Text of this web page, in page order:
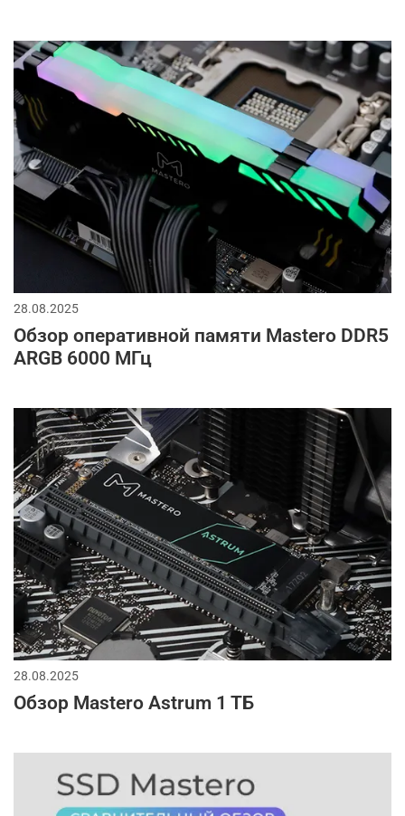
28.08.2025
Обзор оперативной памяти Mastero DDR5
ARGB 6000 МГц
28.08.2025
Обзор Mastero Astrum 1 TБ